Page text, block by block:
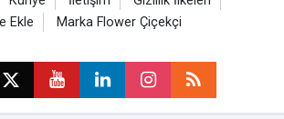
Ekle
Marka Flower Çiçekçi